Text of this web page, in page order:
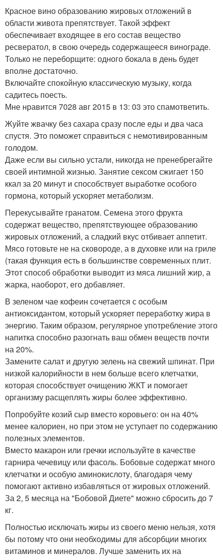
Красное вино образованию жировых отложений в
области живота препятствует. Такой эффект
обеспечивает входящее в его состав вещество
ресвератол, в свою очередь содержащееся винограде.
Только не переборщите: одного бокала в день будет
вполне достаточно.
Включайте спокойную классическую музыку, когда
садитесь поесть.
Мне нравится 7028 авг 2015 в 13: 03 это спамответить.
Жуйте жвачку без сахара сразу после еды и два часа
спустя. Это поможет справиться с немотивированным
голодом.
Даже если вы сильно устали, никогда не пренебрегайте
своей интимной жизнью. Занятие сексом сжигает 150
ккал за 20 минут и способствует выработке особого
гормона, который ускоряет метаболизм.
Перекусывайте гранатом. Семена этого фрукта
содержат вещество, препятствующее образованию
жировых отложений, а сладкий вкус отбивает аппетит.
Мясо готовьте не на сковороде, а в духовке или на гриле
(такая функция есть в большинстве современных плит.
Этот способ обработки выводит из мяса лишний жир, а
жарка, наоборот, его добавляет.
В зеленом чае кофеин сочетается с особым
антиоксидантом, который ускоряет переработку жира в
энергию. Таким образом, регулярное употребление этого
напитка способно разогнать ваш обмен веществ почти
на 20%.
Замените салат и другую зелень на свежий шпинат. При
низкой калорийности в нем больше всего клетчатки,
которая способствует очищению ЖКТ и помогает
организму расщеплять жиры более эффективно.
Попробуйте козий сыр вместо коровьего: он на 40%
менее калориен, но при этом не уступает по содержанию
полезных элементов.
Вместо макарон или гречки используйте в качестве
гарнира чечевицу или фасоль. Бобовые содержат много
клетчатки и особую аминокислоту, благодаря чему
помогают активно избавляться от жировых отложений.
За 2, 5 месяца на "Бобовой Диете" можно сбросить до 7
кг.
Полностью исключать жиры из своего меню нельзя, хотя
бы потому что они необходимы для абсорбции многих
витаминов и минералов. Лучше заменить их на